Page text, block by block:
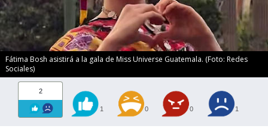
Fátima Bosh asistirá a la gala de Miss Universe Guatemala. (Foto: Redes
Sociales)
2
1 0 0 1